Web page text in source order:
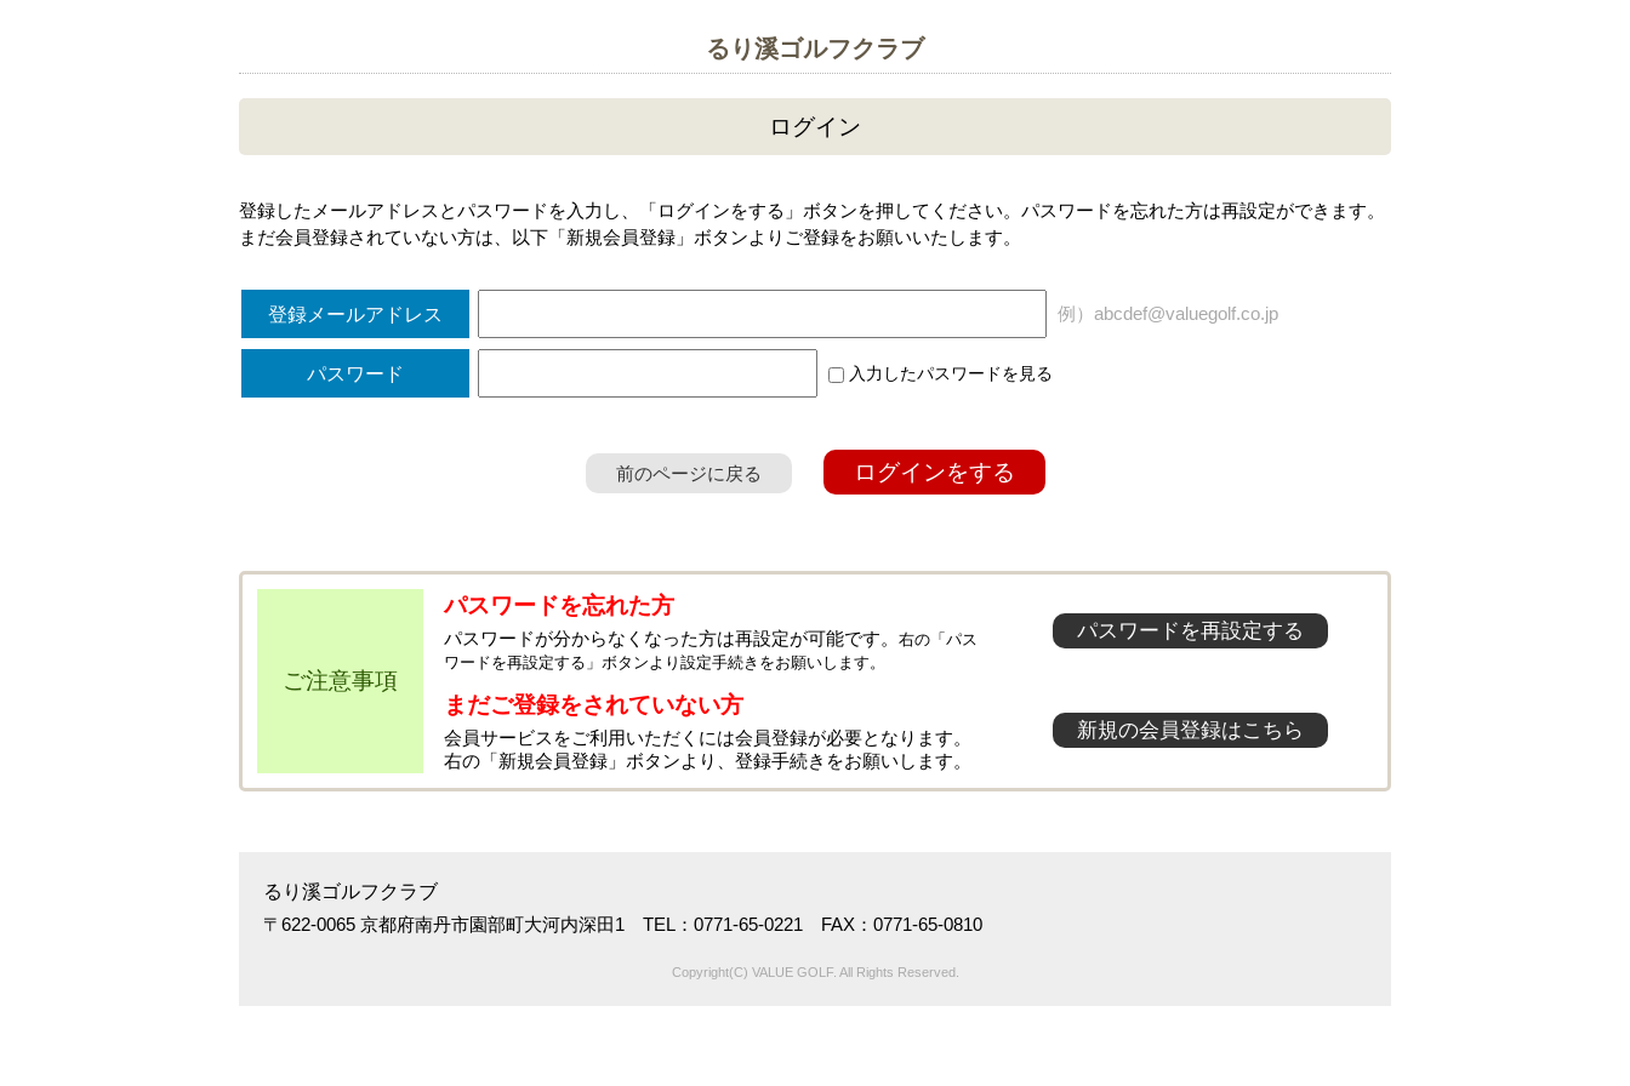
るり溪ゴルフクラブ
ログイン
登録したメールアドレスとパスワードを入力し、「ログインをする」ボタンを押してください。パスワードを忘れた方は再設定ができます。
まだ会員登録されていない方は、以下「新規会員登録」ボタンよりご登録をお願いいたします。
登録メールアドレス 例）abcdef@valuegolf.co.jp
パスワード 入力したパスワードを見る
前のページに戻る ログインをする
ご注意事項
パスワードを忘れた方
パスワードが分からなくなった方は再設定が可能です。 右の「パス
ワードを再設定する」ボタンより設定手続きをお願いします。
パスワードを再設定する
まだご登録をされていない方
会員サービスをご利用いただくには会員登録が必要となります。
右の「新規会員登録」ボタンより、登録手続きをお願いします。
新規の会員登録はこちら
るり溪ゴルフクラブ
〒622-0065 京都府南丹市園部町大河内深田1 TEL：0771-65-0221 FAX：0771-65-0810
Copyright(C) VALUE GOLF. All Rights Reserved.